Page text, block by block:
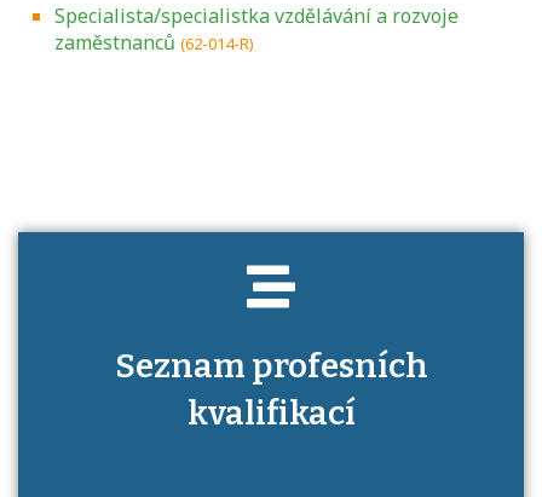
Specialista/specialistka vzdělávání a rozvoje
zaměstnanců (62-014-R)
Seznam profesních
kvalifikací
Projděte si seznam profesních kvalifikací.